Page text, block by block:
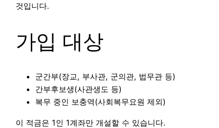
것입니다.
가입 대상
군간부(장교, 부사관, 군의관, 법무관 등)
간부후보생(사관생도 등)
복무 중인 보충역(사회복무요원 제외)
이 적금은 1인 1계좌만 개설할 수 있습니다.